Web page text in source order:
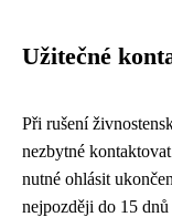
Užitečné
Při rušení
nezbytné
nutné ohlásit
nejpozději do 15